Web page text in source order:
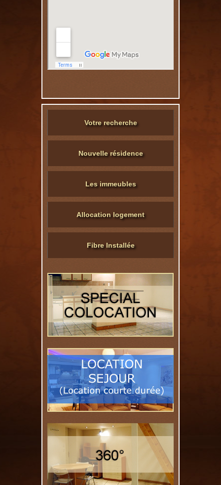
Votre recherche
Nouvelle résidence
Les immeubles
Allocation logement
Fibre Installée